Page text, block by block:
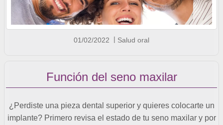
01/02/2022 Salud oral
Función del seno maxilar
¿Perdiste una pieza dental superior y quieres colocarte un
implante? Primero revisa el estado de tu seno maxilar y por